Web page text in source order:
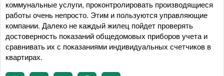
коммунальные услуги, проконтролировать производящиеся
работы очень непросто. Этим и пользуются управляющие
компании. Далеко не каждый жилец пойдет проверять
достоверность показаний общедомовых приборов учета и
сравнивать их с показаниями индивидуальных счетчиков в
квартирах.